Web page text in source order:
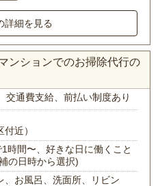
詳細を見る
ンションでのお掃除代行の
、交通費支給、前払い制度あり
付近）
時間〜、好きな日に働くこと
の日時から選択)
、お風呂、洗面所、リビン